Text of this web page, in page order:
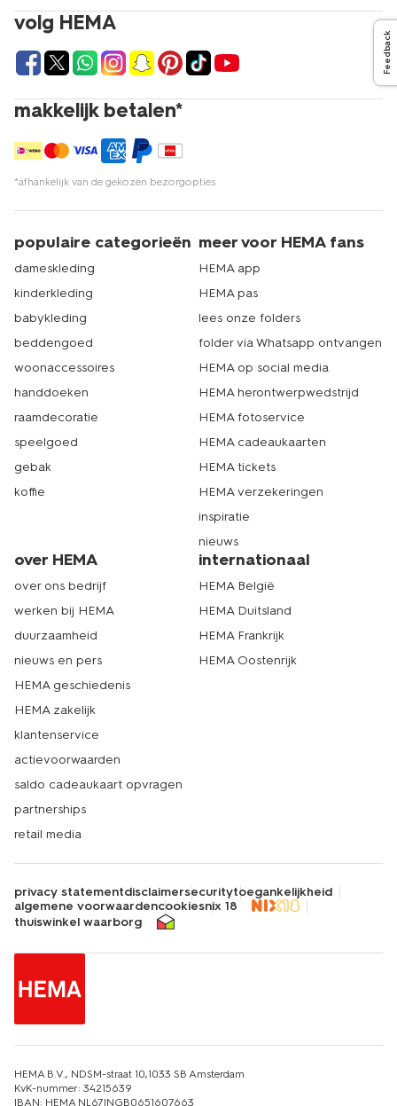
volg HEMA
makkelijk betalen*
*afhankelijk van de gekozen bezorgopties
populaire categorieën
dameskleding
kinderkleding
babykleding
beddengoed
woonaccessoires
handdoeken
raamdecoratie
speelgoed
gebak
koffie
meer voor HEMA fans
HEMA app
HEMA pas
lees onze folders
folder via Whatsapp ontvangen
HEMA op social media
HEMA herontwerpwedstrijd
HEMA fotoservice
HEMA cadeaukaarten
HEMA tickets
HEMA verzekeringen
inspiratie
nieuws
over HEMA
over ons bedrijf
werken bij HEMA
duurzaamheid
nieuws en pers
HEMA geschiedenis
HEMA zakelijk
klantenservice
actievoorwaarden
saldo cadeaukaart opvragen
partnerships
retail media
internationaal
HEMA België
HEMA Duitsland
HEMA Frankrijk
HEMA Oostenrijk
privacy statementdisclaimersecuritytoegankelijkheid
algemene voorwaardencookiesnix 18
thuiswinkel waarborg
HEMA B.V., NDSM-straat 10,1033 SB Amsterdam
KvK-nummer: 34215639
IBAN: HEMA NL67INGB0651607663
Feedback